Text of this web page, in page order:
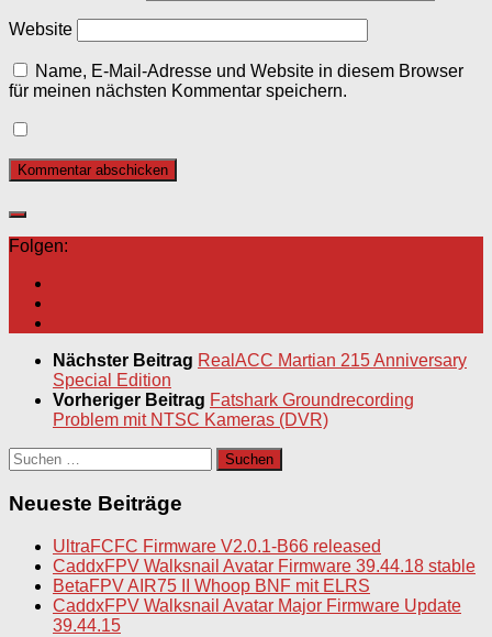
Website
Name, E-Mail-Adresse und Website in diesem Browser
für meinen nächsten Kommentar speichern.
Folgen:
Nächster Beitrag RealACC Martian 215 Anniversary
Special Edition
Vorheriger Beitrag Fatshark Groundrecording
Problem mit NTSC Kameras (DVR)
Suchen
nach:
Neueste Beiträge
UltraFCFC Firmware V2.0.1-B66 released
CaddxFPV Walksnail Avatar Firmware 39.44.18 stable
BetaFPV AIR75 II Whoop BNF mit ELRS
CaddxFPV Walksnail Avatar Major Firmware Update
39.44.15